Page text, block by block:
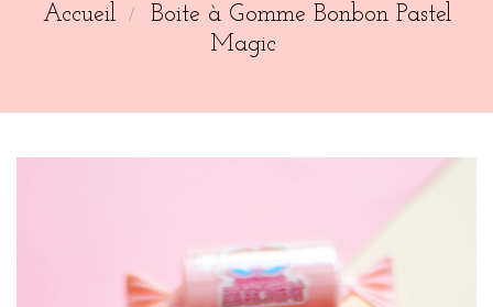
Accueil
Boite à Gomme Bonbon Pastel
Magic